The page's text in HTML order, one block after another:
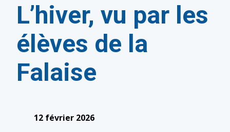
L’hiver, vu par les
élèves de la
Falaise
12 février 2026